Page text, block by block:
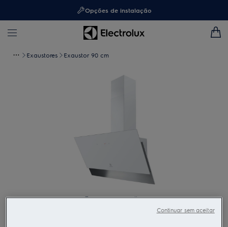
Opções de instalação
Exaustores Exaustor 90 cm
Toque para ampliar
Continuar sem aceitar